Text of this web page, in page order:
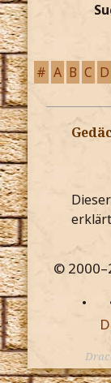
# A B C D
© 2000–
•